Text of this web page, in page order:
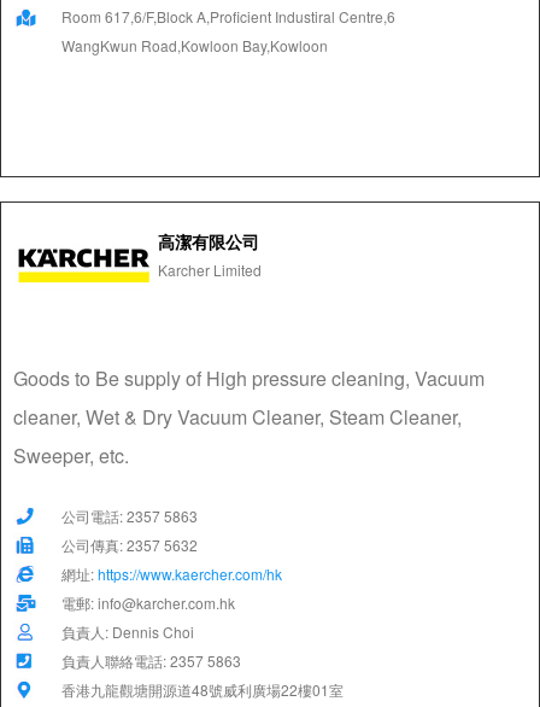
Room 617,6/F,Block A,Proficient Industiral Centre,6
WangKwun Road,Kowloon Bay,Kowloon
高潔有限公司
Karcher Limited
Goods to Be supply of High pressure cleaning, Vacuum
cleaner, Wet & Dry Vacuum Cleaner, Steam Cleaner,
Sweeper, etc.
公司電話: 2357 5863
公司傳真: 2357 5632
網址:https://www.kaercher.com/hk
電郵: info@karcher.com.hk
負責人: Dennis Choi
負責人聯絡電話: 2357 5863
香港九龍觀塘開源道48號威利廣場22樓01室